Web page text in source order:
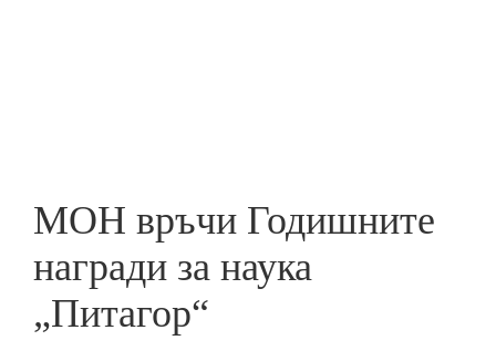
МОН връчи Годишните
награди за наука
„Питагор“